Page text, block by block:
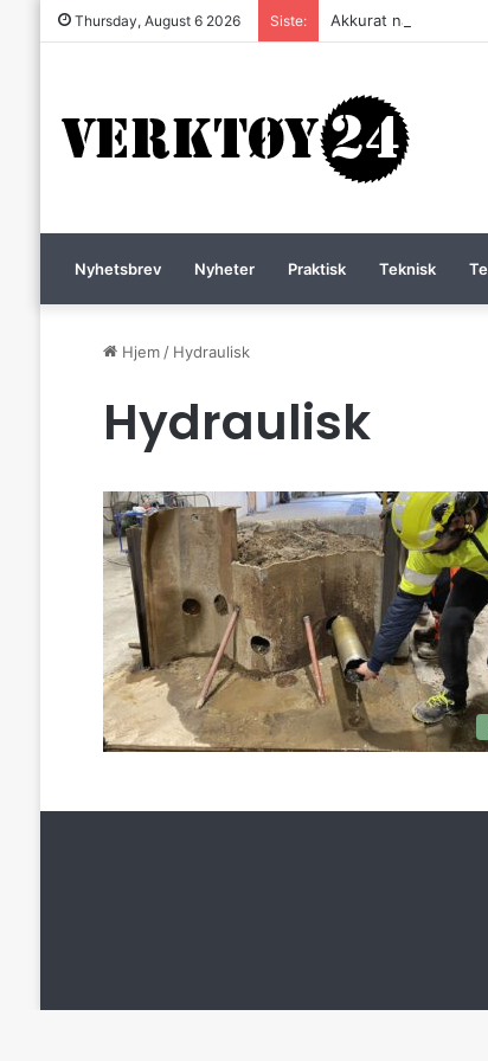
Thursday, August 6 2026 Siste: Akkurat nå er
Nyhetsbrev Nyheter Praktisk Teknisk
Hjem / Hydraulisk
Hydraulisk